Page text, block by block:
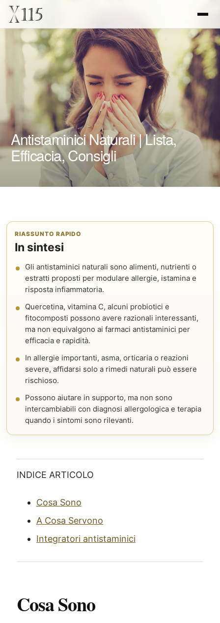
Antistaminici Naturali | Lista,
Efficacia, Consigli
RIASSUNTO RAPIDO
In sintesi
Gli antistaminici naturali sono alimenti, nutrienti o
estratti proposti per modulare allergie, istamina e
risposta infiammatoria.
Quercetina, vitamina C, alcuni probiotici e
fitocomposti possono avere razionali interessanti,
ma non equivalgono ai farmaci antistaminici per
efficacia e rapidità.
In allergie importanti, asma, orticaria o reazioni
severe, affidarsi solo a rimedi naturali può essere
rischioso.
Possono aiutare in supporto, ma non sono
intercambiabili con diagnosi allergologica e terapia
quando i sintomi sono rilevanti.
INDICE ARTICOLO
Cosa Sono
A Cosa Servono
Integratori antistaminici
Cosa Sono